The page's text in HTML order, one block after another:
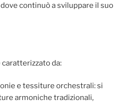
continuò a sviluppare il suo
da:
e tessiture orchestrali: si
armoniche tradizionali,